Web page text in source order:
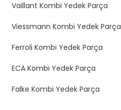
o
l
a
ş
ı
m
Vaillant Kombi Yedek Parça
Viessmann Kombi Yedek Parça
Ferroli Kombi Yedek Parça
ECA Kombi Yedek Parça
Falke Kombi Yedek Parça